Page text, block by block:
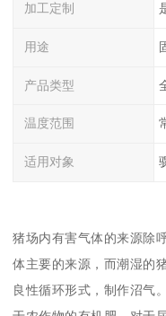
加工定制
用途
产品类型
温度范围
适用对象
猪场内有害气体的来源除
体主要的来源，而潮湿的
良性循环形式，制作沼气